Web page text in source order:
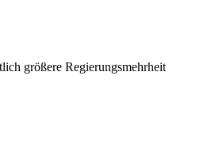
größere Regierungsmehrheit